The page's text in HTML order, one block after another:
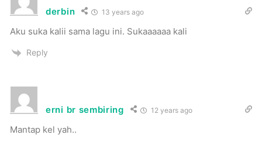
derbin 13 years ago
Aku suka kalii sama lagu ini. Sukaaaaaa kali
Reply
erni br sembiring 12 years ago
Mantap kel yah..